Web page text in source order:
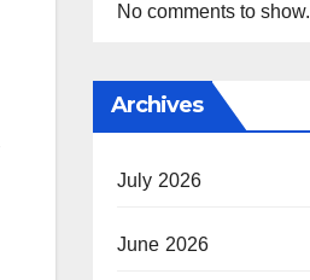
No comments to show.
Archives
July 2026
June 2026